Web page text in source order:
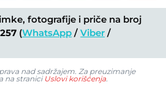
fotografije i priče na broj
(WhatsApp /Viber /
nad sadržajem. Za preuzimanje
na stranici Uslovi korišćenja